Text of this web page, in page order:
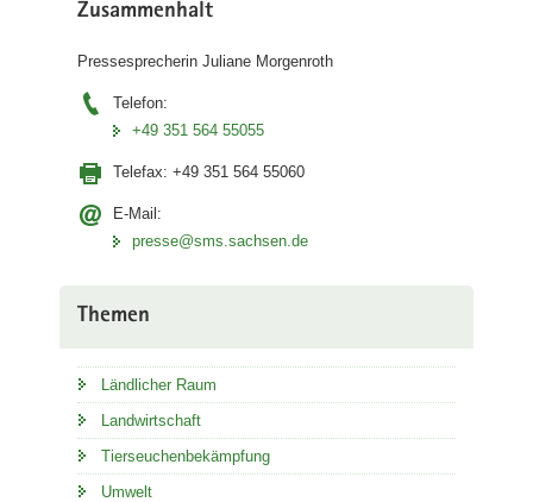
Zusammenhalt
Pressesprecherin Juliane Morgenroth
Telefon:
+49 351 564 55055
Telefax: +49 351 564 55060
E-Mail:
presse@sms.sachsen.de
Themen
Ländlicher Raum
Landwirtschaft
Tierseuchenbekämpfung
Umwelt